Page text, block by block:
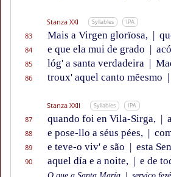
Stanza XXI Syllables IPA
83 Mais a Virgen glorïosa, |
84 e que ela mui de grado |
85 lóg' a santa verdadeira |
86 troux' aquel canto mẽesmo |
Stanza XXII Syllables IPA
87 quando foi en Vila-Sirga, |
88 e pose-llo a séus pées, |
89 e teve-o viv' e são | esta
90 aquel día e a noite, | e de